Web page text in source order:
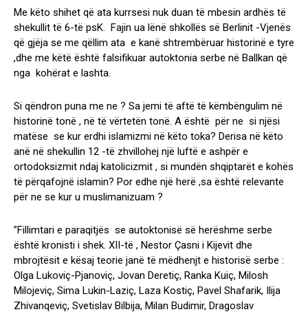
Me këto shihet që ata kurrsesi nuk duan të mbesin ardhës të
shekullit të 6-të psK. Fajin ua lënë shkollës së Berlinit -Vjenës
që gjëja se me qëllim ata e kanë shtrembëruar historinë e tyre
,dhe me këtë është falsifikuar autoktonia serbe në Ballkan që
nga kohërat e lashta.
Si qëndron puna me ne ? Sa jemi të aftë të këmbëngulim në
historinë tonë , në të vërtetën tonë. A është për ne si njësi
matëse se kur erdhi islamizmi në këto toka? Derisa në këto
anë në shekullin 12 -të zhvillohej një luftë e ashpër e
ortodoksizmit ndaj katolicizmit , si mundën shqiptarët e kohës
të përqafojnë islamin? Por edhe një herë ,sa është relevante
për ne se kur u muslimanizuam ?
”Fillimtari e paraqitjës se autoktonisë së herëshme serbe
është kronisti i shek. XII-të , Nestor Çasni i Kijevit dhe
mbrojtësit e kësaj teorie janë të mëdhenjt e historisë serbe :
Olga Lukoviç-Pjanoviç, Jovan Deretiç, Ranka Kuiç, Milosh
Milojeviç, Sima Lukin-Laziç, Laza Kostiç, Pavel Shafarik, Ilija
Zhivanqeviç, Svetislav Bilbija, Milan Budimir, Dragoslav